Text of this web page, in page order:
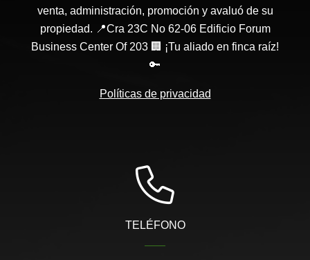
venta, administración, promoción y avaluó de su
propiedad. 📍Cra 23C No 62-06 Edificio Forum
Business Center Of 203 🏢 ¡Tu aliado en finca raíz!
🔑
Políticas de privacidad
TELÉFONO